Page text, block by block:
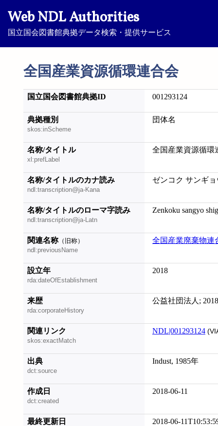
Web NDL Authorities
国立国会図書館典拠データ検索・提供サービス
全国産業資源循環連合会
国立国会図書館典拠ID 001293124
典拠種別
skos:inScheme
団体名
名称/タイトル
xl:prefLabel
全国産業資源循環
名称/タイトルのカナ読み
ndl:transcription@ja-Kana
ゼンコク サンギ
名称/タイトルのローマ字読み
ndl:transcription@ja-Latn
Zenkoku sangyo
関連名称（旧称）
ndl:previousName
全国産業廃棄物連
設立年
rda:dateOfEstablishment
2018
来歴
rda:corporateHistory
公益社団法人;
関連リンク
skos:exactMatch
NDL|001293124
出典
dct:source
Indust, 1985年
作成日
dct:created
2018-06-11
最終更新日 2018-06-